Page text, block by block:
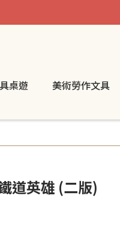
桌遊 美術勞作文具
道英雄 (二版)